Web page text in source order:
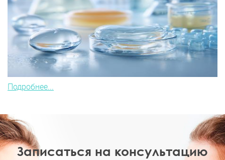
Подробнее...
Записаться на консультацию